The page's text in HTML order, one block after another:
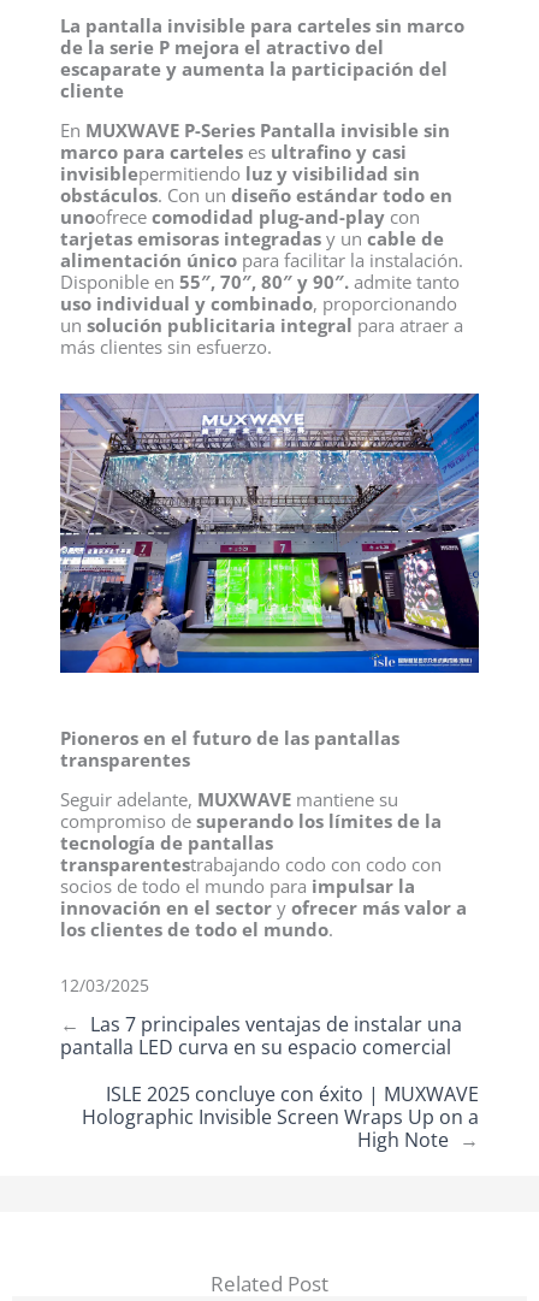
La pantalla invisible para carteles sin marco
de la serie P mejora el atractivo del
escaparate y aumenta la participación del
cliente
En MUXWAVE P-Series Pantalla invisible sin
marco para carteles es ultrafino y casi
invisiblepermitiendo luz y visibilidad sin
obstáculos. Con un diseño estándar todo en
unoofrece comodidad plug-and-play con
tarjetas emisoras integradas y un cable de
alimentación único para facilitar la instalación.
Disponible en 55″, 70″, 80″ y 90″. admite tanto
uso individual y combinado, proporcionando
un solución publicitaria integral para atraer a
más clientes sin esfuerzo.
Pioneros en el futuro de las pantallas
transparentes
Seguir adelante, MUXWAVE mantiene su
compromiso de superando los límites de la
tecnología de pantallas
transparentestrabajando codo con codo con
socios de todo el mundo para impulsar la
innovación en el sector y ofrecer más valor a
los clientes de todo el mundo.
12/03/2025
← Las 7 principales ventajas de instalar una
pantalla LED curva en su espacio comercial
ISLE 2025 concluye con éxito | MUXWAVE
Holographic Invisible Screen Wraps Up on a
High Note →
Related Post